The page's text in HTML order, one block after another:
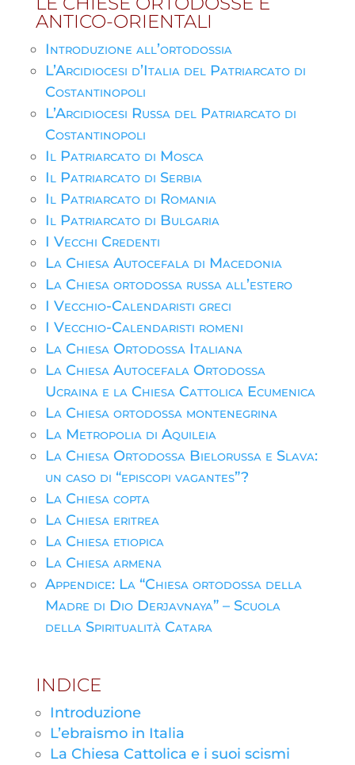
ANTICO-ORIENTALI
Introduzione all’ortodossia
L’Arcidiocesi d’Italia del Patriarcato di
Costantinopoli
L’Arcidiocesi Russa del Patriarcato di
Costantinopoli
Il Patriarcato di Mosca
Il Patriarcato di Serbia
Il Patriarcato di Romania
Il Patriarcato di Bulgaria
I Vecchi Credenti
La Chiesa Autocefala di Macedonia
La Chiesa ortodossa russa all’estero
I Vecchio-Calendaristi greci
I Vecchio-Calendaristi romeni
La Chiesa Ortodossa Italiana
La Chiesa Autocefala Ortodossa
Ucraina e la Chiesa Cattolica Ecumenica
La Chiesa ortodossa montenegrina
La Metropolia di Aquileia
La Chiesa Ortodossa Bielorussa e Slava:
un caso di “episcopi vagantes”?
La Chiesa copta
La Chiesa eritrea
La Chiesa etiopica
La Chiesa armena
Appendice: La “Chiesa ortodossa della
Madre di Dio Derjavnaya” – Scuola
della Spiritualità Catara
INDICE
Introduzione
L’ebraismo in Italia
La Chiesa Cattolica e i suoi scismi